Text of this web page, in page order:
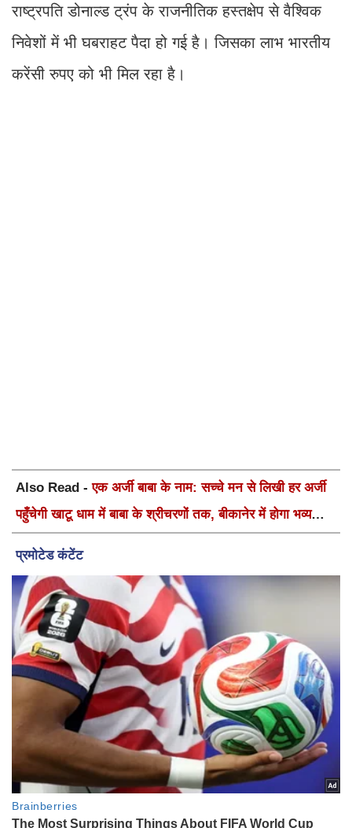
राष्ट्रपति डोनाल्ड ट्रंप के राजनीतिक हस्तक्षेप से वैश्विक
निवेशों में भी घबराहट पैदा हो गई है। जिसका लाभ भारतीय
करेंसी रुपए को भी मिल रहा है।
Also Read -एक अर्जी बाबा के नाम: सच्चे मन से लिखी हर अर्जी
पहुँचेगी खाटू धाम में बाबा के श्रीचरणों तक, बीकानेर में होगा भव्य